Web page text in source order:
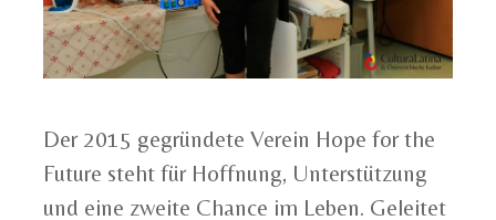
Der 2015 gegründete Verein Hope for the
Future steht für Hoffnung, Unterstützung
und eine zweite Chance im Leben. Geleitet